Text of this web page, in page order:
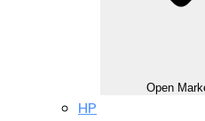
Open
HP